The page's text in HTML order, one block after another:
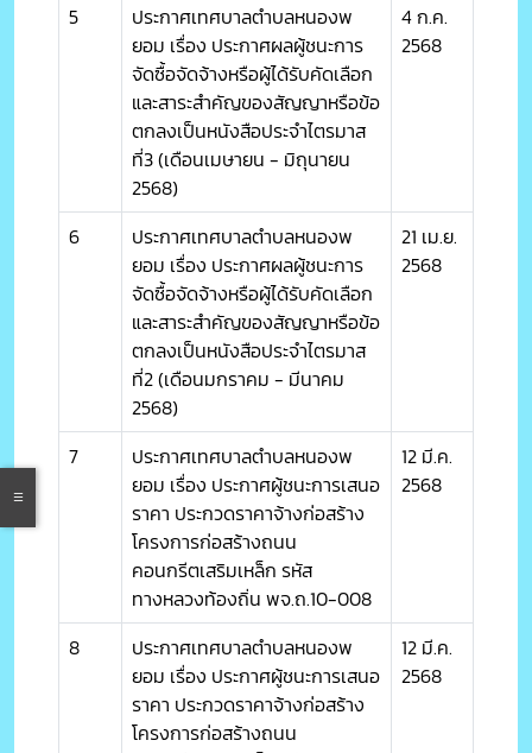
5
ประกาศเทศบาลตำบลหนองพ
ยอม เรื่อง ประกาศผลผู้ชนะการ
จัดซื้อจัดจ้างหรือผู้ได้รับคัดเลือก
และสาระสำคัญของสัญญาหรือข้อ
ตกลงเป็นหนังสือประจำไตรมาส
ที่3 (เดือนเมษายน - มิถุนายน
2568)
4 ก.ค.
2568
6
ประกาศเทศบาลตำบลหนองพ
ยอม เรื่อง ประกาศผลผู้ชนะการ
จัดซื้อจัดจ้างหรือผู้ได้รับคัดเลือก
และสาระสำคัญของสัญญาหรือข้อ
ตกลงเป็นหนังสือประจำไตรมาส
ที่2 (เดือนมกราคม - มีนาคม
2568)
21 เม.ย.
2568
7
ประกาศเทศบาลตำบลหนองพ
ยอม เรื่อง ประกาศผู้ชนะการเสนอ
ราคา ประกวดราคาจ้างก่อสร้าง
โครงการก่อสร้างถนน
คอนกรีตเสริมเหล็ก รหัส
ทางหลวงท้องถิ่น พจ.ถ.10-008
12 มี.ค.
2568
8
ประกาศเทศบาลตำบลหนองพ
ยอม เรื่อง ประกาศผู้ชนะการเสนอ
ราคา ประกวดราคาจ้างก่อสร้าง
โครงการก่อสร้างถนน
12 มี.ค.
2568